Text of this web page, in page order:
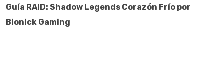
Guía RAID: Shadow Legends Corazón Frío por
Bionick Gaming